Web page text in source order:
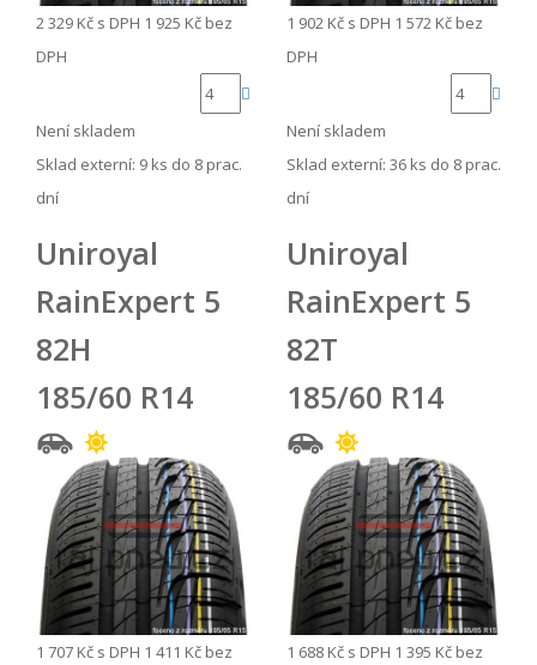
2 329 Kč s DPH 1 925 Kč bez
DPH
Není skladem
Sklad externí: 9 ks do 8 prac.
dní
1 902 Kč s DPH 1 572 Kč bez
DPH
Není skladem
Sklad externí: 36 ks do 8 prac.
dní
Uniroyal
RainExpert 5
82H
185/60 R14
1 707 Kč s DPH 1 411 Kč bez
Uniroyal
RainExpert 5
82T
185/60 R14
1 688 Kč s DPH 1 395 Kč bez